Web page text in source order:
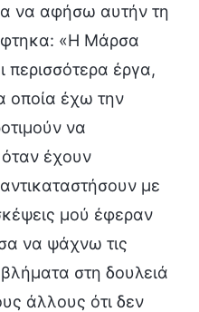
να αφήσω αυτήν τη
«Η Μάρσα
περισσότερα έργα,
οποία έχω την
να
έχουν
με
μού έφεραν
να ψάχνω τις
στη δουλειά
άλλους ότι δεν